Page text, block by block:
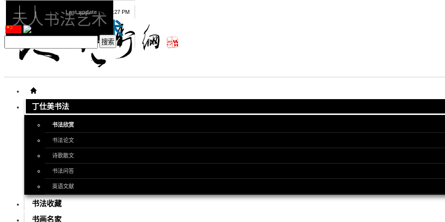
天人书法艺术
丁仕美书法
书法欣赏
书法论文
诗歌散文
书法问答
英语文献
书法收藏
书画名家
08 08 2026 Last update 08:15:27 PM
天人书法艺术